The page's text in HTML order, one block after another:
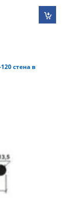
стена в